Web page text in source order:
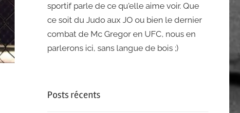
sportif parle de ce qu'elle aime voir. Que
ce soit du Judo aux JO ou bien le dernier
combat de Mc Gregor en UFC, nous en
parlerons ici, sans langue de bois ;)
Posts récents